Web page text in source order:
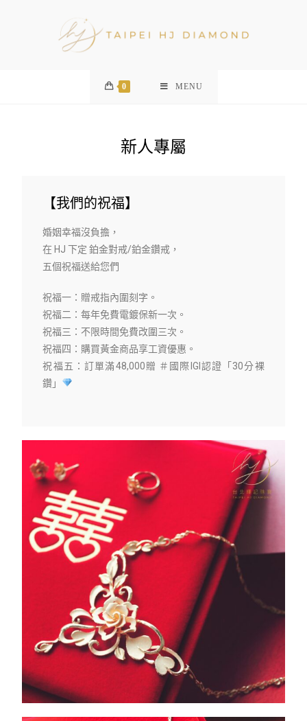
0 MENU
新人專屬
【我們的祝福】
婚姻幸福沒負擔，
在 HJ 下定 鉑金對戒/鉑金鑽戒，
五個祝福送給您們
祝福一：贈戒指內圍刻字。
祝福二：每年免費電鍍保新一次。
祝福三：不限時間免費改圍三次。
祝福四：購買黃金商品享工資優惠。
祝福五：訂單滿48,000贈 ＃國際IGI認證「30分裸
鑽」